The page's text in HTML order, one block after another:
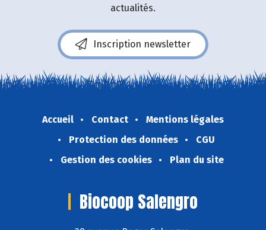
actualités.
Inscription newsletter
Accueil Contact
Mentions légales
Protection des données
CGU
Gestion des cookies
Plan du site
Biocoop Salengro